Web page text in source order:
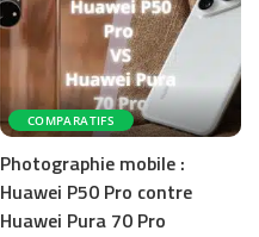
COMPARATIFS
Photographie mobile :
Huawei P50 Pro contre
Huawei Pura 70 Pro